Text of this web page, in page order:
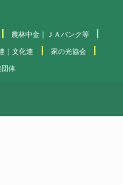
農林中金｜ＪＡバンク等
｜文化連 家の光協会
団体